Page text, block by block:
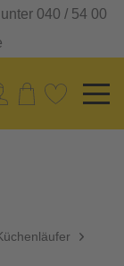
040 / 54 00